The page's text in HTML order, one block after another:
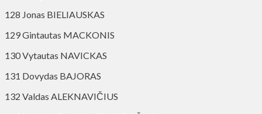
128 Jonas BIELIAUSKAS
129 Gintautas MACKONIS
130 Vytautas NAVICKAS
131 Dovydas BAJORAS
132 Valdas ALEKNAVIČIUS